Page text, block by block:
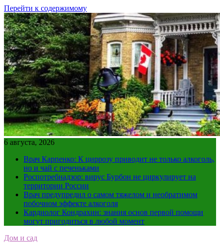
Перейти к содержимому
6 августа, 2026
Врач Карпенко: К циррозу приводит не только алкоголь,
но и чай с печеньками
Роспотребнадзор: вирус Бурбон не циркулирует на
территории России
Врач предупредил о самом тяжелом и необратимом
побочном эффекте алкоголя
Кардиолог Кондрахин: знания основ первой помощи
могут пригодиться в любой момент
Дом и сад